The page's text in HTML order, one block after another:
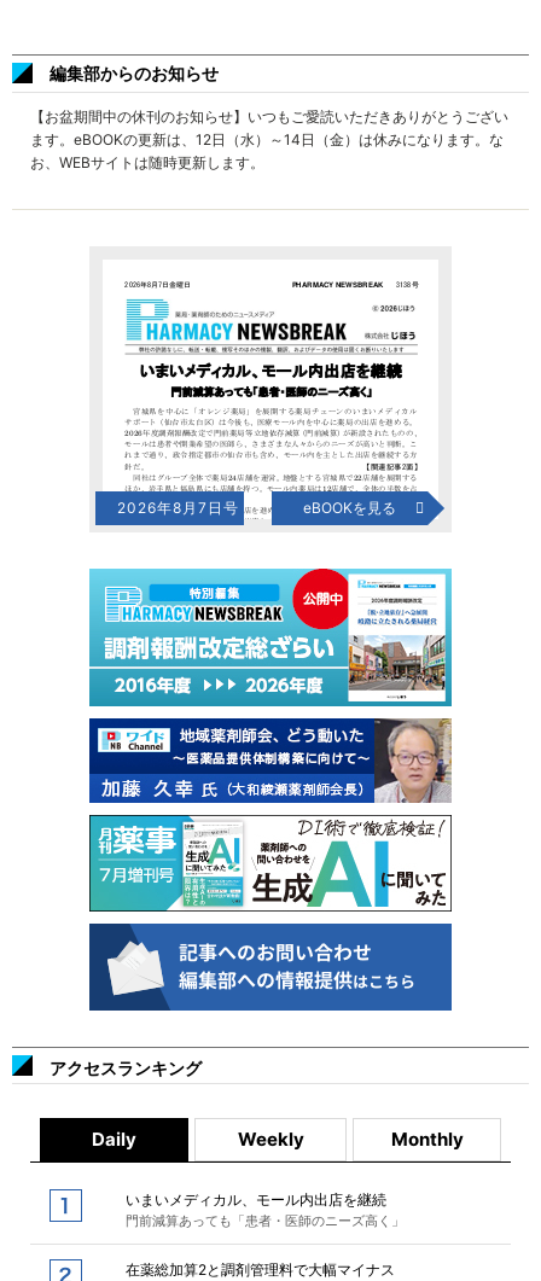
編集部からのお知らせ
【お盆期間中の休刊のお知らせ】いつもご愛読いただきありがとうござい
ます。eBOOKの更新は、12日（水）～14日（金）は休みになります。な
お、WEBサイトは随時更新します。
2026年8月7日号 eBOOKを見る
アクセスランキング
Daily Weekly Monthly
いまいメディカル、モール内出店を継続
門前減算あっても「患者・医師のニーズ高く」
在薬総加算2と調剤管理料で大幅マイナス